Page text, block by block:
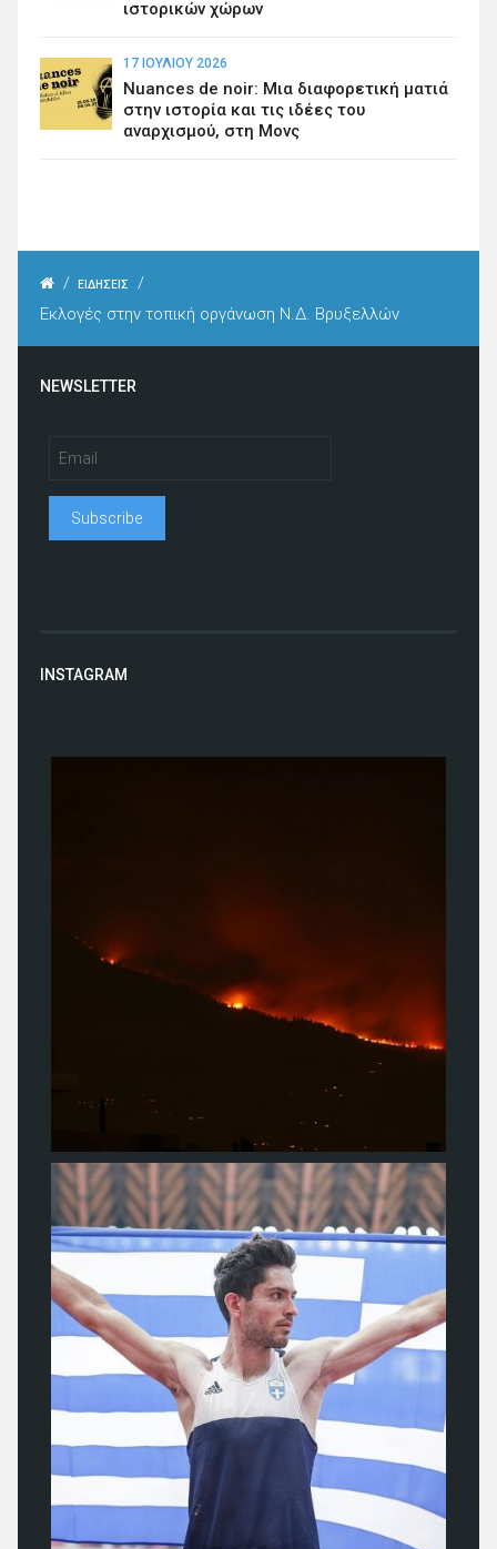
ιστορικών χώρων
17 ΙΟΥΛΊΟΥ 2026
Nuances de noir: Μια διαφορετική ματιά
στην ιστορία και τις ιδέες του
αναρχισμού, στη Μονς
/ ΕΙΔΗΣΕΙΣ
/
Εκλογές στην τοπική οργάνωση Ν.Δ. Βρυξελλών
NEWSLETTER
INSTAGRAM